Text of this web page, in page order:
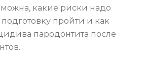
какие риски надо
пройти и как
пародонтита после